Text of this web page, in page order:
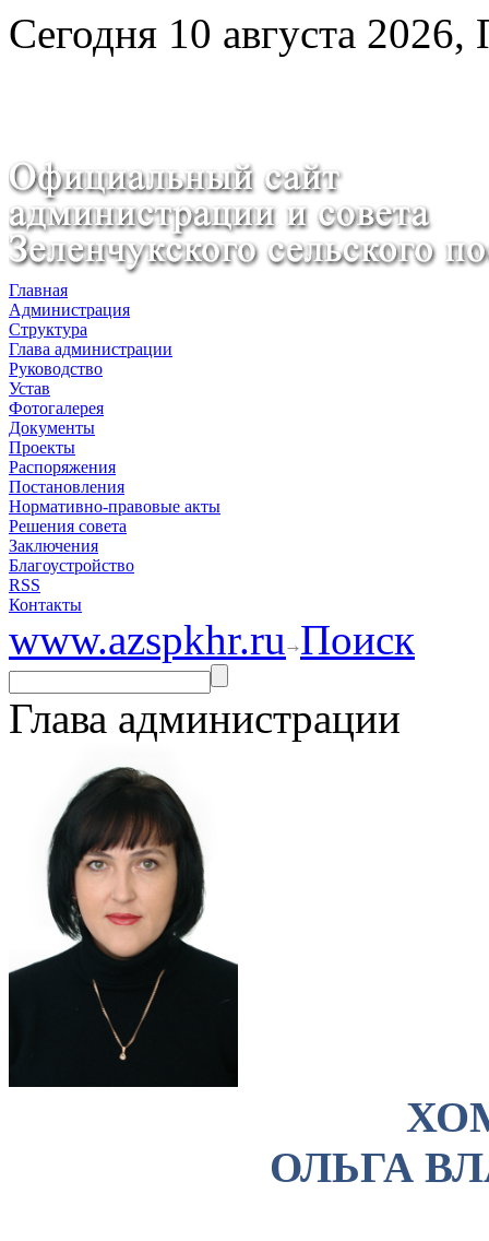
Сегодня 10 августа
Главная
Администрация
Структура
Глава администрации
Руководство
Устав
Фотогалерея
Документы
Проекты
Распоряжения
Постановления
Нормативно-правовые акты
Решения совета
Заключения
Благоустройство
RSS
Контакты
www.azspkhr.ru Поиск
Глава администрации
ОЛЬГА